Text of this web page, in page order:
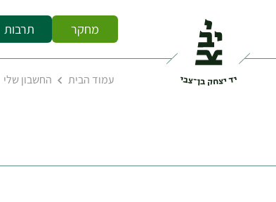
מחקר תרבות
עמוד הבית החשבון שלי